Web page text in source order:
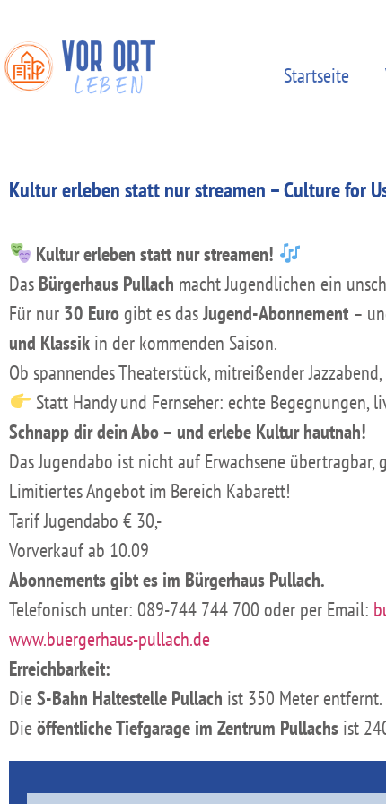
Startseite
Kultur erleben statt nur streamen – Culture for
Kultur erleben statt nur streamen!
Das Bürgerhaus Pullach macht Jugendlichen ein
Für nur 30 Eurogibt es dasJugend-Abonnement –
und Klassik in der kommenden Saison.
Ob spannendes Theaterstück, mitreißender
Statt Handy und Fernseher: echte Begegnungen,
Schnapp dir dein Abo – und erlebe Kultur hautnah!
Das Jugendabo ist nicht auf Erwachsene
Limitiertes Angebot im Bereich Kabarett!
Tarif Jugendabo € 30,-
Vorverkauf ab 10.09
Abonnements gibt es im Bürgerhaus Pullach.
Telefonisch unter: 089-744 744 700 oder per Email:
www.buergerhaus-pullach.de
Erreichbarkeit:
Die S-Bahn Haltestelle Pullach ist 350 Meter entfernt.
Die öffentliche Tiefgarage im Zentrum Pullachs ist